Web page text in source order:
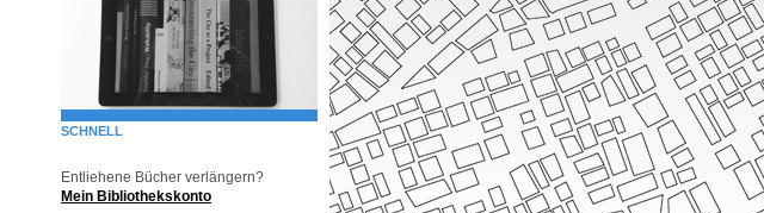
SCHNELL
Entliehene Bücher verlängern?
Mein Bibliothekskonto